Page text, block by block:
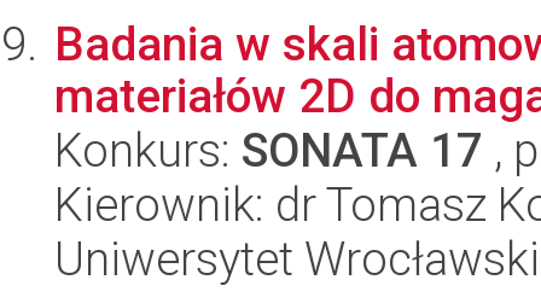
Badania w skali
materiałów 2D do
Konkurs: SONATA 17 ,
Kierownik: dr Tomasz
Uniwersytet